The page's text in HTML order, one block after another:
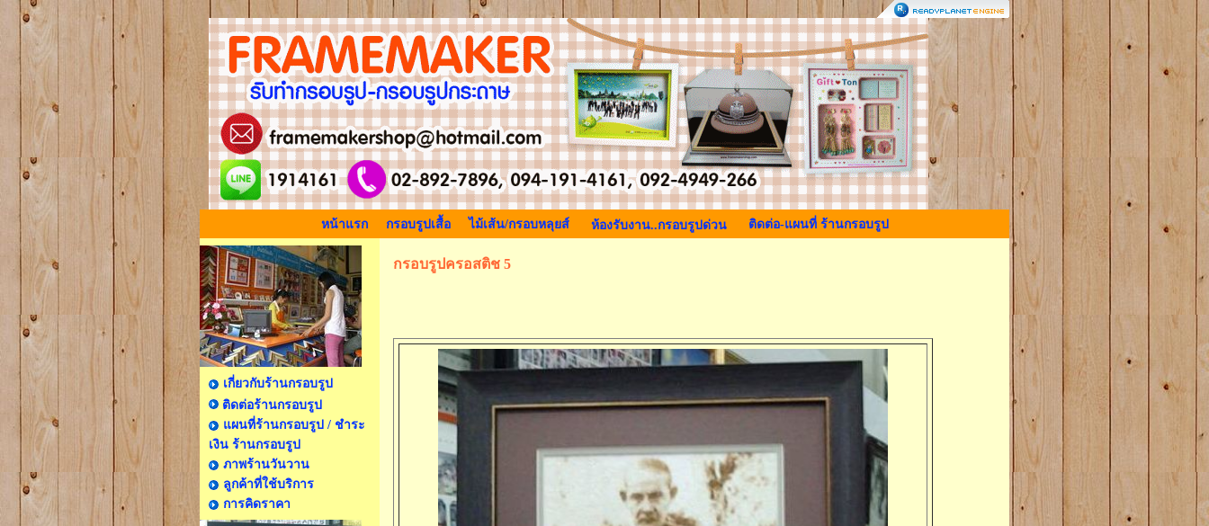
หน้าแรก กรอบรูปเสื้อ ไม้เส้น/กรอบหลุยส์ ห้องรับงาน..กรอบรูปด่วน ติดต่อ-แผนที่ ร้านกรอบรูป
เกี่ยวกับร้านกรอบรูป
ติดต่อร้านกรอบรูป
แผนที่ร้านกรอบรูป / ชำระ
เงิน ร้านกรอบรูป
ภาพร้านวันวาน
ลูกค้าที่ใช้บริการ
การคิดราคา
กรอบรูปครอสติช 5